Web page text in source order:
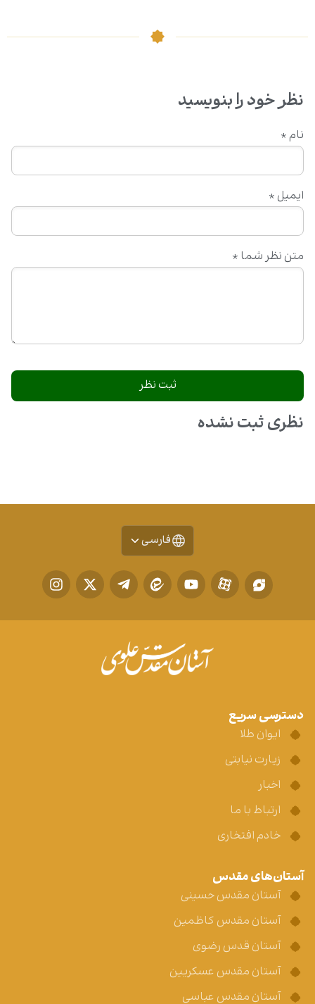
نظر خود را بنویسید
متن نظر شما *
نام *
ایمیل *
نظری ثبت نشده
فارسی
دسترسی سریع
ایوان طلا
زیارت نیابتی
اخبار
ارتباط با ما
خادم افتخاری
آستان‌های مقدس
آستان مقدس حسینی
آستان مقدس کاظمین
آستان قدس رضوی
آستان مقدس عسکریین
آستان مقدس عباسی